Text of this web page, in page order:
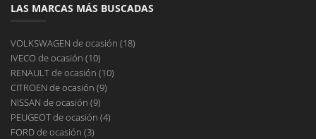
LAS MARCAS MÁS BUSCADAS
VOLKSWAGEN de ocasión (18)
IVECO de ocasión (10)
RENAULT de ocasión (10)
CITROEN de ocasión (9)
NISSAN de ocasión (9)
PEUGEOT de ocasión (4)
FORD de ocasión (3)